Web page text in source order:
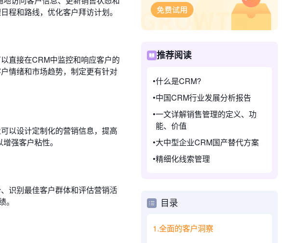
程和路线，优化客户拜访计划。
直接在CRM中监控和响应客户的
情绪和市场趋势，制定更有针对
以设计定制化的营销信息，提高
强客户粘性。
识别最佳客户群体和评估营销活
推荐阅读
什么是CRM?
中国CRM行业发展分析报告
一文详解销售管理的定义、功
能、价值
大中型企业CRM国产替代方案
精细化线索管理
目录
1.全面的客户洞察